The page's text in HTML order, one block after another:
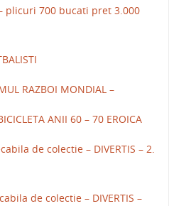
plicuri 700 bucati pret 3.000
RAZBOI MONDIAL –
ANII 60 – 70 EROICA
de colectie – DIVERTIS – 2.
de colectie – DIVERTIS –